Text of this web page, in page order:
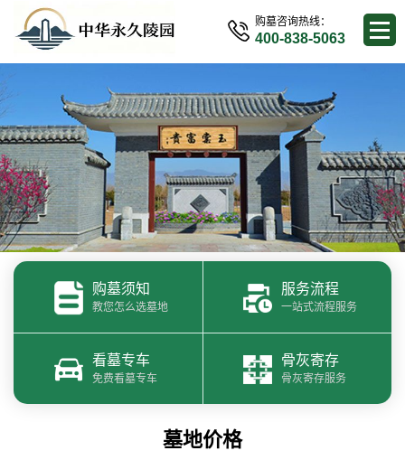
购墓咨询热线：
400-838-5063
购墓须知
教您怎么选墓地
服务流程
一站式流程服务
看墓专车
免费看墓专车
骨灰寄存
骨灰寄存服务
墓地价格